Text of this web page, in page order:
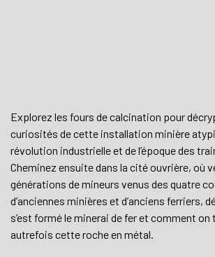
Explorez les fours de calcination pour
curiosités de cette installation minière
révolution industrielle et de l’époque des
Cheminez ensuite dans la cité ouvrière, où
générations de mineurs venus des quatre
d’anciennes minières et d’anciens ferriers,
s’est formé le minerai de fer et comment
autrefois cette roche en métal.